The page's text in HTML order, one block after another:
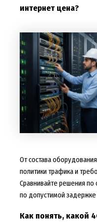
интернет цена?
От состава
политики трафика и
Сравнивайте решения по
по допустимой
Как понять, какой